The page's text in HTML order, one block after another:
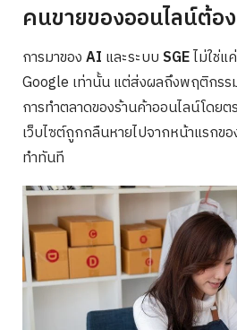
คนขายของออนไลน์ต้อ
การมาของAI และระบบ SGEไม่ใช่แ
Google เท่านั้น แต่ส่งผลถึงพฤติกรร
การทำตลาดของร้านค้าออนไลน์โดย
เว็บไซต์ถูกกลืนหายไปจากหน้าแรกข
ทำทันที